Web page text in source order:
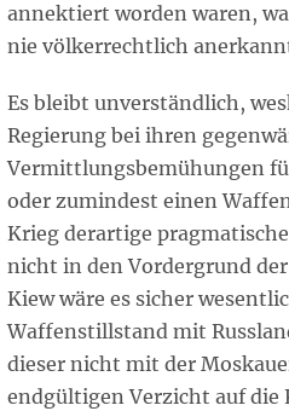
annektiert worden waren,
nie völkerrechtlich
Es bleibt unverständlich,
Regierung bei ihren
Vermittlungsbemühungen
oder zumindest einen
Krieg derartige
nicht in den Vordergrund
Kiew wäre es sicher
Waffenstillstand mit
dieser nicht mit der
endgültigen Verzicht auf die